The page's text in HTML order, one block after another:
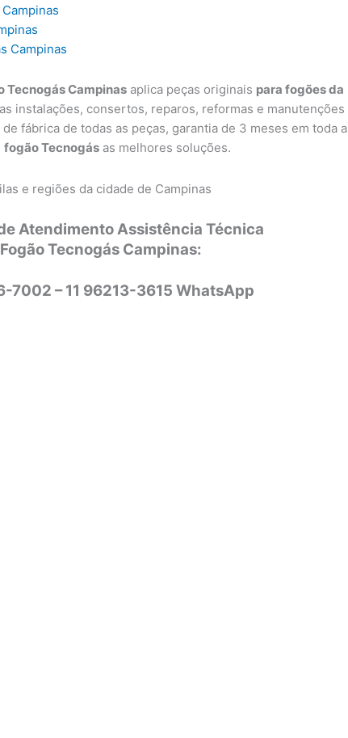
Campinas
Tecnogás Campinas aplica peças originais para fogões da
instalações, consertos, reparos, reformas e manutenções
fábrica de todas as peças, garantia de 3 meses em toda a
fogão Tecnogás as melhores soluções.
e regiões da cidade de Campinas
Atendimento Assistência Técnica
Fogão Tecnogás Campinas:
7002 – 11 96213-3615 WhatsApp